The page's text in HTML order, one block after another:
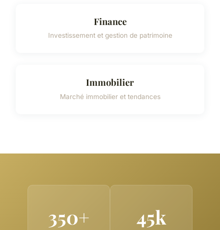
Finance
Investissement et gestion de patrimoine
Immobilier
Marché immobilier et tendances
350+ 45k